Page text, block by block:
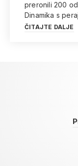
preronili 200
Dinamika s
ČITAJTE DALJE